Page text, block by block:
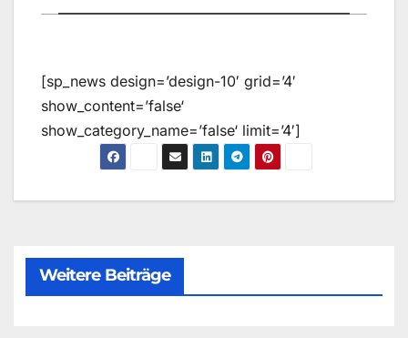
[sp_news design=’design-10′ grid=’4′
show_content=’false‘
show_category_name=’false‘ limit=’4′]
Weitere Beiträge